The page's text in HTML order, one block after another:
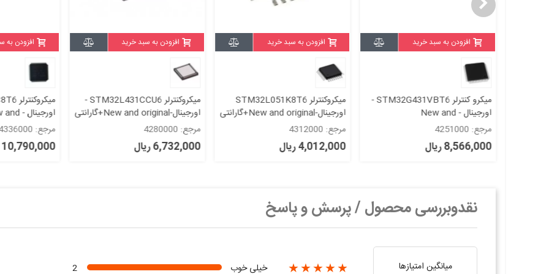
افزودن به سبد خرید
میکروکنترلر STM32L051K8T6
اورجینال-New and original+گارانتی
مرجع: 4312000
4,012,000 ریال
افزودن به سبد خرید
اورجینال-New and original+گارانتی
مرجع: 4280000
6,732,000 ریال
افزودن به سبد خرید
میکروکنترلر STM32F373C8T6 /
اورجینال - New and
original+گارانتی
مرجع: 4336000
10,790,000 ریال
افزودن به
اورجینال-New and original+گارانتی
مرجع: 4204000
2,198,000 ریال
نقدوبررسی محصول / پرسش و پاسخ
میانگین امتیازها ★★★★★ خیلی خوب 2